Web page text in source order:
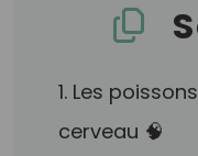
1. Les
cerveau 🧠